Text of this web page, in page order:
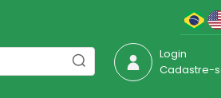
Login
Cadastre-